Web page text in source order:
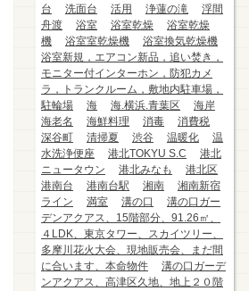
台
洗面台 活用 浄蓮の滝
浮間
舟渡
浴室 浴室乾燥
浴室乾燥
機
浴室室乾燥機
浴室換気乾燥機
浴室新規，エアコン新品，追い焚き，
モニター付インターホン，防犯カメ
ラ，トランクルーム，敷地内駐車場，
駐輪場
海 海.横浜.青葉区
海岸
海老名
海鮮料理 消毒
消費税
深谷町
清掃夏 渋谷 温暖化
温
水洗浄便座
港北TOKYU S.C
港北
ニュータウン
港北みなも
港北区
港南台
港南台駅 湘南
湘南新宿
ライン
満室 溝の口
溝の口ガー
デンアクアス、15階部分、91.26㎡、
４LDK、東京タワー、スカイツリー、
多摩川花火大会、現地販売会、まだ間
に合います、本命物件
溝の口ガーデ
ンアクアス、高津区久地、地上２０階